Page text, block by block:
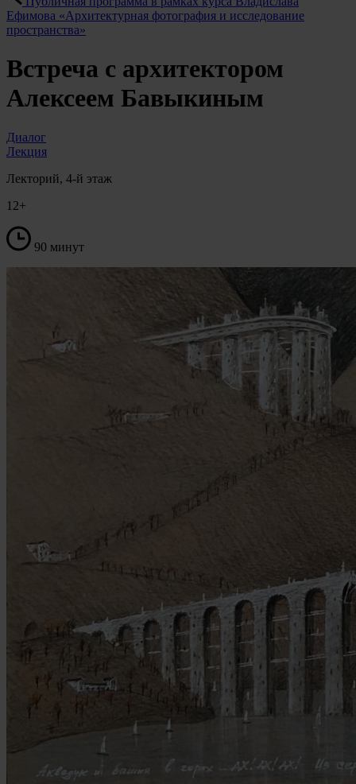
Ефимова «Архитектурная фотография и исследование
пространства»
Встреча с архитектором
Алексеем Бавыкиным
Диалог
Лекция
Лекторий, 4-й этаж
12+
90 минут